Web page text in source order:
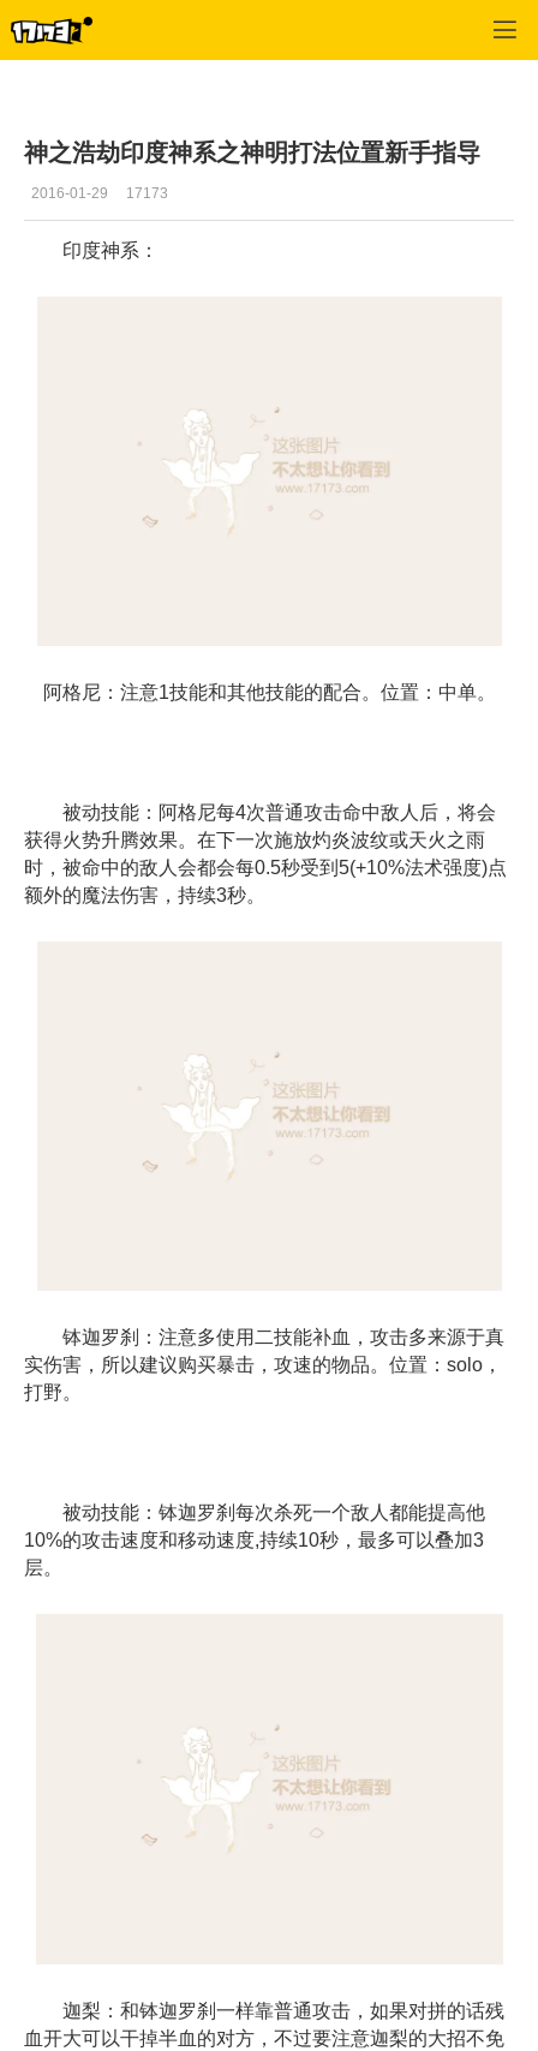
神之浩劫印度神系之神明打法位置新手指导
2016-01-29 17173
印度神系：
阿格尼：注意1技能和其他技能的配合。位置：中单。
被动技能：阿格尼每4次普通攻击命中敌人后，将会
获得火势升腾效果。在下一次施放灼炎波纹或天火之雨
时，被命中的敌人会都会每0.5秒受到5(+10%法术强度)点
额外的魔法伤害，持续3秒。
钵迦罗刹：注意多使用二技能补血，攻击多来源于真
实伤害，所以建议购买暴击，攻速的物品。位置：solo，
打野。
被动技能：钵迦罗刹每次杀死一个敌人都能提高他
10%的攻击速度和移动速度,持续10秒，最多可以叠加3
层。
迦梨：和钵迦罗刹一样靠普通攻击，如果对拼的话残
血开大可以干掉半血的对方，不过要注意迦梨的大招不免